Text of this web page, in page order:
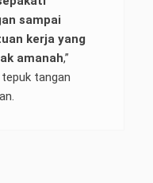
sampai
kerja yang
amanah,”
tangan